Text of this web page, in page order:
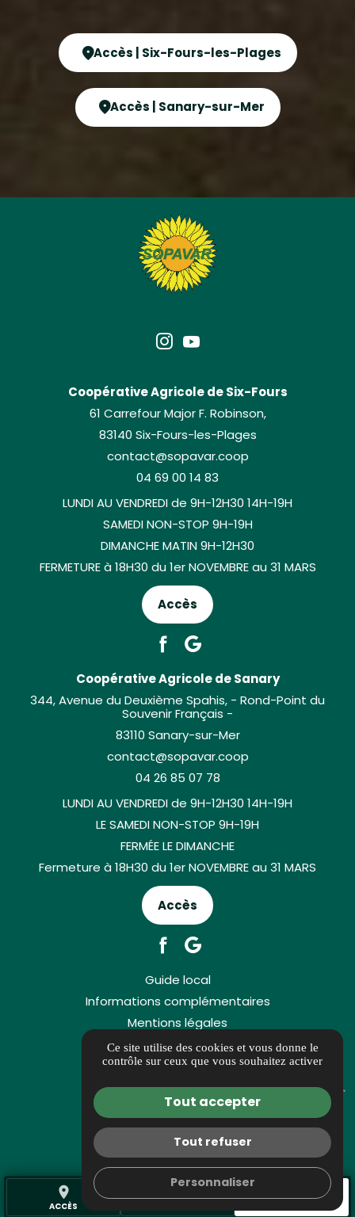
Accès | Six-Fours-les-Plages
Accès | Sanary-sur-Mer
place
ACCÈS
Coopérative Agricole de Six-Fours
61 Carrefour Major F. Robinson,
83140 Six-Fours-les-Plages
contact@sopavar.coop
04 69 00 14 83
LUNDI AU VENDREDI de 9H-12H30 14H-19H
SAMEDI NON-STOP 9H-19H
DIMANCHE MATIN 9H-12H30
FERMETURE à 18H30 du 1er NOVEMBRE au 31 MARS
Accès
Coopérative Agricole de Sanary
344, Avenue du Deuxième Spahis, - Rond-Point du
Souvenir Français -
83110 Sanary-sur-Mer
contact@sopavar.coop
04 26 85 07 78
LUNDI AU VENDREDI de 9H-12H30 14H-19H
LE SAMEDI NON-STOP 9H-19H
FERMÉE LE DIMANCHE
Fermeture à 18H30 du 1er NOVEMBRE au 31 MARS
Accès
Guide local
Informations complémentaires
Mentions légales
Politique de confidentialité
Gestion des cookies
Ce site utilise des cookies et vous donne le
contrôle sur ceux que vous souhaitez activer
Tout accepter
Tout refuser
Personnaliser